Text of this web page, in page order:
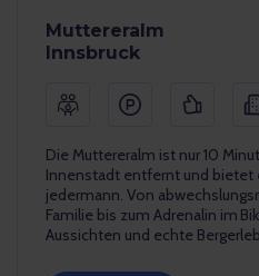
Muttereralm
Innsbruck
Die Muttereralm ist nur 10
Innenstadt entfernt und bietet
jedermann. Von
Familie bis zum Adrenalin im
Aussichten und echte